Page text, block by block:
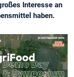
Interesse an
haben.